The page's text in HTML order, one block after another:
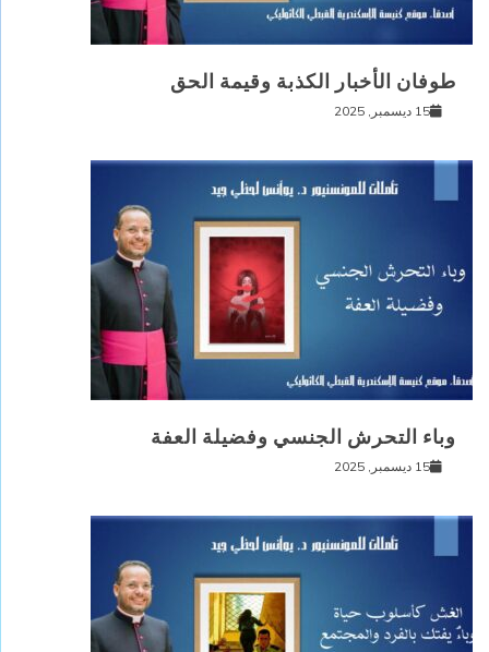
طوفان الأخبار الكذبة وقيمة الحق
15 ديسمبر, 2025
وباء التحرش الجنسي وفضيلة العفة
15 ديسمبر, 2025